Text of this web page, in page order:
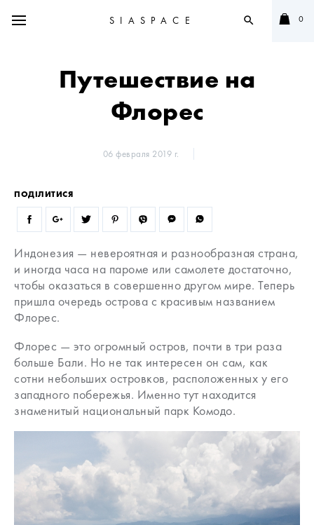
SIASPACE search 0
Путешествие на
Флорес
06 февраля 2019 г.
ПОДІЛИТИСЯ
Индонезия — невероятная и разнообразная страна,
и иногда часа на пароме или самолете достаточно,
чтобы оказаться в совершенно другом мире. Теперь
пришла очередь острова с красивым названием
Флорес.
Флорес — это огромный остров, почти в три раза
больше Бали. Но не так интересен он сам, как
сотни небольших островков, расположенных у его
западного побережья. Именно тут находится
знаменитый национальный парк Комодо.